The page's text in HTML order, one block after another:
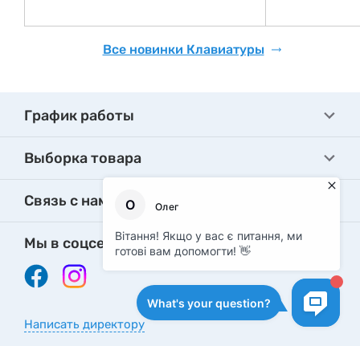
Все новинки Клавиатуры
График работы
Выборка товара
Связь с нами
Мы в соцсетях
Написать директору